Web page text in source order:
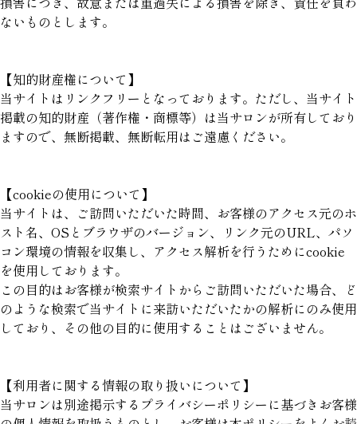
ないものとします。
【知的財産権について】
当サイトはリンクフリーとなっております。ただし、当サイト
掲載の知的財産（著作権・商標等）は当サロンが所有しており
ますので、無断掲載、無断転用はご遠慮ください。
【cookieの使用について】
当サイトは、ご訪問いただいた時間、お客様のアクセス元のホ
スト名、OSとブラウザのバージョン、リンク元のURL、パソ
コン環境の情報を収集し、アクセス解析を行うためにcookie
を使用しております。
この目的はお客様が検索サイトからご訪問いただいた場合、ど
のような検索で当サイトに来訪いただいたかの解析にのみ使用
しており、その他の目的に使用することはございません。
【利用者に関する情報の取り扱いについて】
当サロンは別途掲示するプライバシーポリシーに基づきお客様